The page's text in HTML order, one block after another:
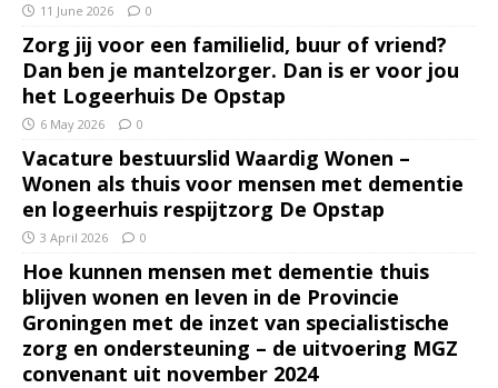
11 June 2026 0
Zorg jij voor een familielid, buur of vriend?
Dan ben je mantelzorger. Dan is er voor jou
het Logeerhuis De Opstap
6 May 2026 0
Vacature bestuurslid Waardig Wonen –
Wonen als thuis voor mensen met dementie
en logeerhuis respijtzorg De Opstap
3 April 2026 0
Hoe kunnen mensen met dementie thuis
blijven wonen en leven in de Provincie
Groningen met de inzet van specialistische
zorg en ondersteuning – de uitvoering MGZ
convenant uit november 2024